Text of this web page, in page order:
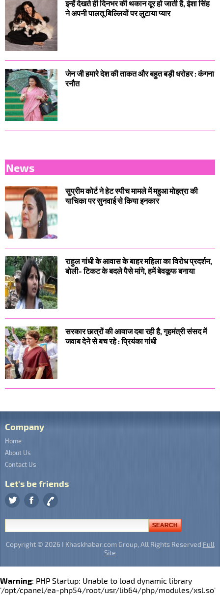
इन्हें देखते ही दिनभर की थकान दूर हो जाती है, ईशा सिंह
ने अपनी पालतू बिल्लियों पर लुटाया प्यार
जेन जी हमारे देश की ताकत और बहुत बड़ी धरोहर : कंगना
रनौत
News
सुप्रीम कोर्ट ने हेट स्पीच मामले में महुआ मोइत्रा की
याचिका पर सुनवाई से किया इनकार
राहुल गांधी के आवास के बाहर महिला का विरोध प्रदर्शन,
बोली- टिकट के बदले पैसे मांगे, हमें बेवकूफ बनाया
सरकार छात्रों की आवाज दबा रही है, गृहमंत्री संसद में
जवाब देने से बच रहे : प्रियंका गांधी
Company
Home
About Us
Contact Us
Let's be friends
Copyright © 2026 I Khaskhabar.com Group, All Rights Reserved Full
Site
Warning: PHP Startup: Unable to load dynamic library
'/opt/cpanel/ea-php54/root/usr/lib64/php/modules/xsl.so'